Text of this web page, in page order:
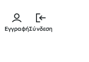
ΕγγραφήΣύνδεση